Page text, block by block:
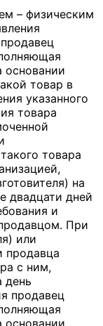
– физическим
основании
товар в
указанного
товара
товара
на
двадцати дней
и
При
или
продавца
с ним,
день
продавец
основании